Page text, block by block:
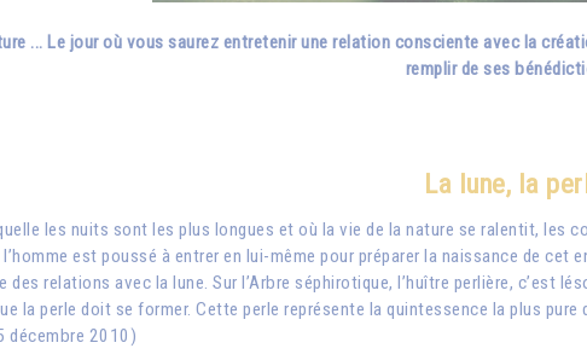
... Le jour où vous saurez entretenir une relation consciente avec la
remplir de ses
La lune, la
les nuits sont les plus longues et où la vie de la nature se ralentit,
est poussé à entrer en lui-même pour préparer la naissance de
des relations avec la lune. Sur l’Arbre séphirotique, l’huître perlière, c’est
la perle doit se former. Cette perle représente la quintessence la plus pure
décembre 2010)